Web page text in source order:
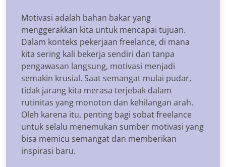
Motivasi adalah bahan bakar yang
menggerakkan kita untuk mencapai tujuan.
Dalam konteks pekerjaan freelance, di mana
kita sering kali bekerja sendiri dan tanpa
pengawasan langsung, motivasi menjadi
semakin krusial. Saat semangat mulai pudar,
tidak jarang kita merasa terjebak dalam
rutinitas yang monoton dan kehilangan arah.
Oleh karena itu, penting bagi sobat freelance
untuk selalu menemukan sumber motivasi yang
bisa memicu semangat dan memberikan
inspirasi baru.